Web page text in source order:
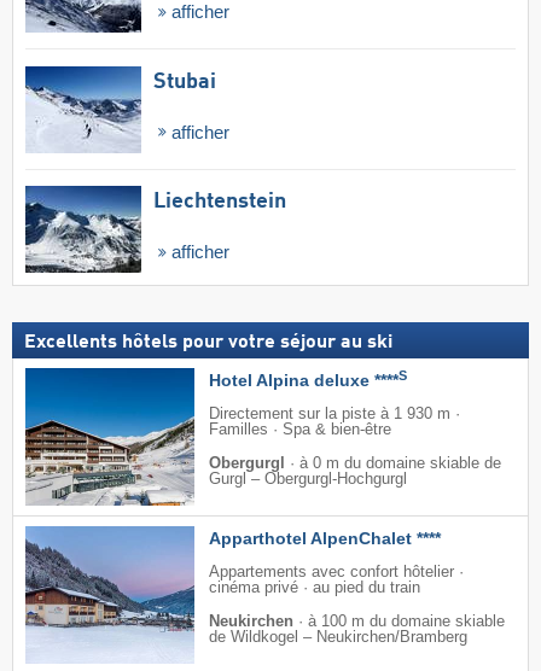
afficher
Stubai
afficher
Liechtenstein
afficher
Excellents hôtels pour votre séjour au ski
Hotel Alpina deluxe ****S
Directement sur la piste à 1 930 m ·
Familles · Spa & bien-être
Obergurgl
· à 0 m du domaine skiable de
Gurgl – Obergurgl-Hochgurgl
Apparthotel AlpenChalet ****
Appartements avec confort hôtelier ·
cinéma privé · au pied du train
Neukirchen · à 100 m du domaine skiable
de Wildkogel – Neukirchen/​Bramberg